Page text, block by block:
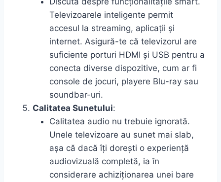
Televizoarele inteligente permit
accesul la streaming, aplicații și
internet. Asigură-te că televizorul are
suficiente porturi HDMI și USB pentru a
conecta diverse dispozitive, cum ar fi
console de jocuri, playere Blu-ray sau
soundbar-uri.
Calitatea Sunetului:
Calitatea audio nu trebuie ignorată.
Unele televizoare au sunet mai slab,
așa că dacă îți dorești o experiență
audiovizuală completă, ia în
considerare achiziționarea unei bare